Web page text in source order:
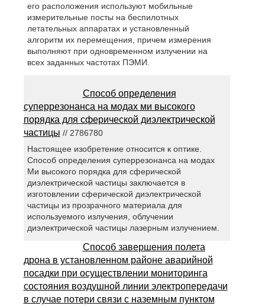
его расположения используют мобильные
измерительные посты на беспилотных
летательных аппаратах и установленный
алгоритм их перемещения, причем измерения
выполняют при одновременном излучении на
всех заданных частотах ПЭМИ.
Способ определения
суперрезонанса на модах ми высокого
порядка для сферической диэлектрической
частицы // 2786780
Настоящее изобретение относится к оптике.
Способ определения суперрезонанса на модах
Ми высокого порядка для сферической
диэлектрической частицы заключается в
изготовлении сферической диэлектрической
частицы из прозрачного материала для
используемого излучения, облучении
диэлектрической частицы лазерным излучением.
Способ завершения полета
дрона в установленном районе аварийной
посадки при осуществлении мониторинга
состояния воздушной линии электропередачи
в случае потери связи с наземным пунктом